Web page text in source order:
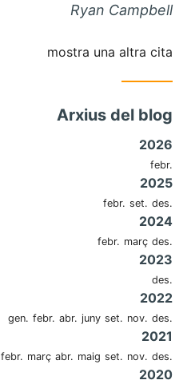
Ryan Campbell
mostra una altra cita
Arxius del blog
2026
febr.
2025
febr. set. des.
2024
febr. març des.
2023
des.
2022
gen. febr. abr. juny set. nov. des.
2021
febr. març abr. maig set. nov. des.
2020